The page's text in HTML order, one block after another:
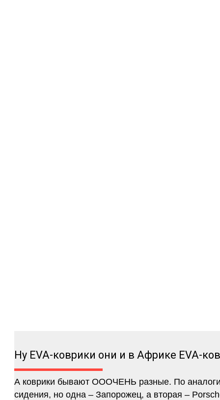
Ну EVA-коврики они и в Африке EVA-
А коврики бывают ОООЧЕНЬ разные. По
сидения, но одна – Запорожец, а вторая –